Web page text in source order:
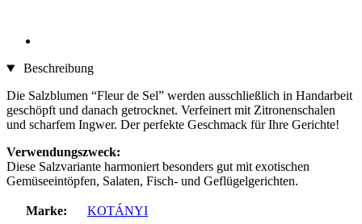
Beschreibung
Die Salzblumen “Fleur de Sel” werden ausschließlich in Handarbeit
geschöpft und danach getrocknet. Verfeinert mit Zitronenschalen
und scharfem Ingwer. Der perfekte Geschmack für Ihre Gerichte!
Verwendungszweck:
Diese Salzvariante harmoniert besonders gut mit exotischen
Gemüseeintöpfen, Salaten, Fisch- und Geflügelgerichten.
Marke:
KOTÁNYI